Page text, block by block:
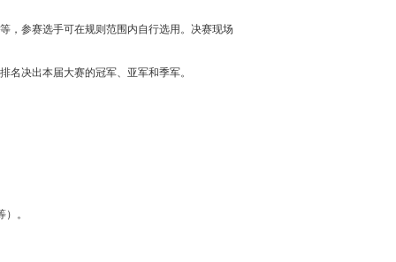
，参赛选手可在规则范围内自行选用。决赛现场
决出本届大赛的冠军、亚军和季军。
）。